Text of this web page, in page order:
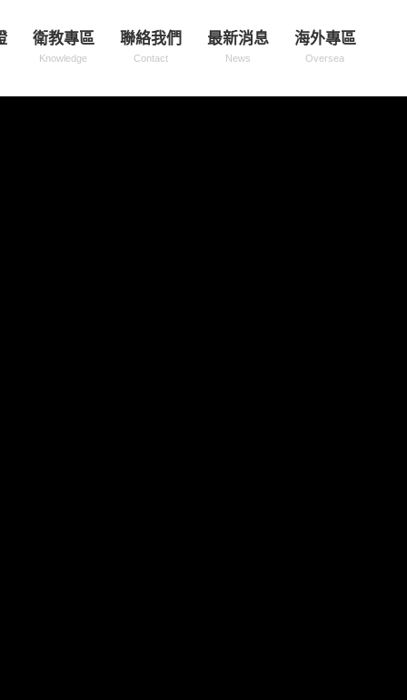
衛教專區
Knowledge
聯絡我們
Contact
最新消息
News
海外專區
Oversea